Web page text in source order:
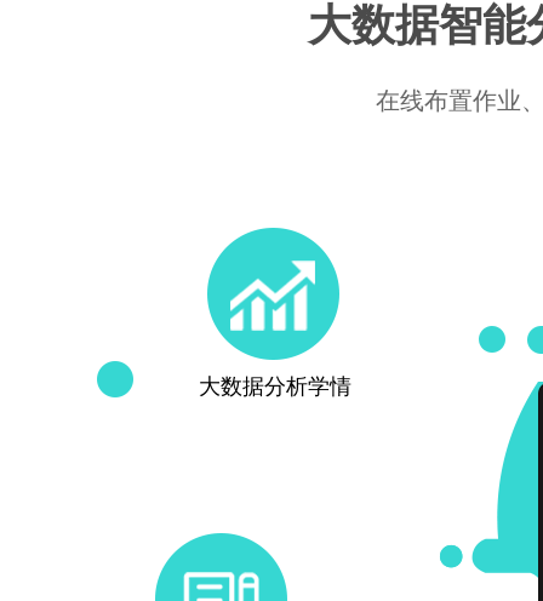
大数据智能
在线布置作业
大数据分析学情